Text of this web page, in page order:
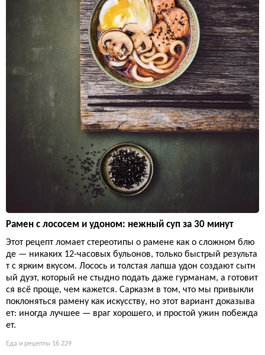
Рамен с лососем и удоном: нежный суп за 30 минут
Этот рецепт ломает стереотипы о рамене как о сложном блю
де — никаких 12-часовых бульонов, только быстрый результа
т с ярким вкусом. Лосось и толстая лапша удон создают сытн
ый дуэт, который не стыдно подать даже гурманам, а готовит
ся всё проще, чем кажется. Сарказм в том, что мы привыкли
поклоняться рамену как искусству, но этот вариант доказыва
ет: иногда лучшее — враг хорошего, и простой ужин побежда
ет.
Еда и рецепты 16 229